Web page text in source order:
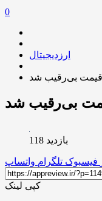
0
ارزدیجیتال
قیمت بی‌رقیب شد
بی‌رقیب شد
بازدید 118
فیسبوک تلگرام واتساپ
کپی لینک